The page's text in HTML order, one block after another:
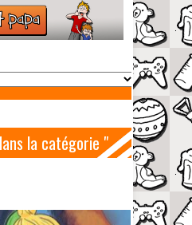
la catégorie "